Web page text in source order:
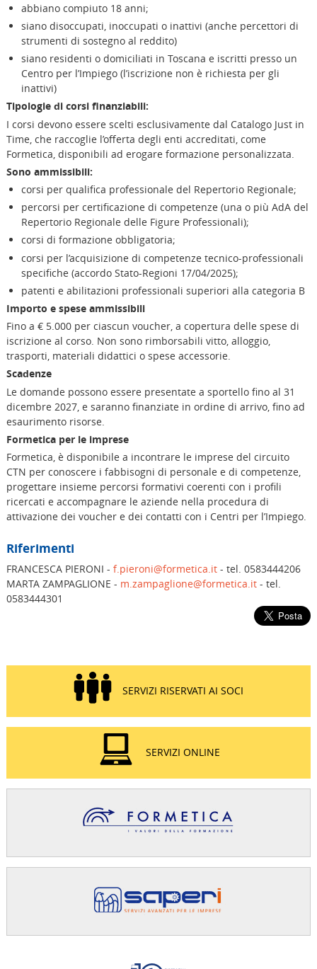
abbiano compiuto 18 anni;
siano disoccupati, inoccupati o inattivi (anche percettori di
strumenti di sostegno al reddito)
siano residenti o domiciliati in Toscana e iscritti presso un
Centro per l’Impiego (l’iscrizione non è richiesta per gli
inattivi)
Tipologie di corsi finanziabili:
I corsi devono essere scelti esclusivamente dal Catalogo Just in
Time, che raccoglie l’offerta degli enti accreditati, come
Formetica, disponibili ad erogare formazione personalizzata.
Sono ammissibili:
corsi per qualifica professionale del Repertorio Regionale;
percorsi per certificazione di competenze (una o più AdA del
Repertorio Regionale delle Figure Professionali);
corsi di formazione obbligatoria;
corsi per l’acquisizione di competenze tecnico-professionali
specifiche (accordo Stato-Regioni 17/04/2025);
patenti e abilitazioni professionali superiori alla categoria B
Importo e spese ammissibili
Fino a € 5.000 per ciascun voucher, a copertura delle spese di
iscrizione al corso. Non sono rimborsabili vitto, alloggio,
trasporti, materiali didattici o spese accessorie.
Scadenze
Le domande possono essere presentate a sportello fino al 31
dicembre 2027, e saranno finanziate in ordine di arrivo, fino ad
esaurimento risorse.
Formetica per le imprese
Formetica, è disponibile a incontrare le imprese del circuito
CTN per conoscere i fabbisogni di personale e di competenze,
progettare insieme percorsi formativi coerenti con i profili
ricercati e accompagnare le aziende nella procedura di
attivazione dei voucher e dei contatti con i Centri per l’Impiego.
Riferimenti
FRANCESCA PIERONI - f.pieroni@formetica.it- tel. 0583444206
MARTA ZAMPAGLIONE - m.zampaglione@formetica.it- tel.
0583444301
SERVIZI RISERVATI AI SOCI
SERVIZI ONLINE